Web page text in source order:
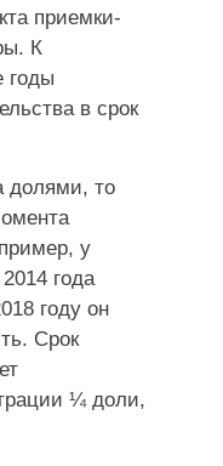
приемки-
К
годы
в срок
долями, то
у
года
году он
Срок
¼ доли,